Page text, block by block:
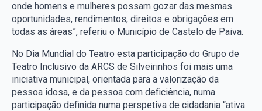
onde homens e mulheres possam gozar das mesmas
oportunidades, rendimentos, direitos e obrigações em
todas as áreas”, referiu o Município de Castelo de Paiva.
No Dia Mundial do Teatro esta participação do Grupo de
Teatro Inclusivo da ARCS de Silveirinhos foi mais uma
iniciativa municipal, orientada para a valorização da
pessoa idosa, e da pessoa com deficiência, numa
participação definida numa perspetiva de cidadania “ativa